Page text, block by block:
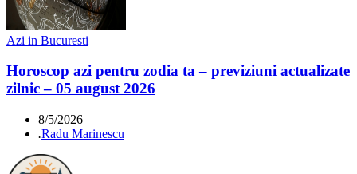
Azi in Bucuresti
Horoscop azi pentru zodia ta – previziuni actualizate
zilnic – 05 august 2026
8/5/2026
.Radu Marinescu